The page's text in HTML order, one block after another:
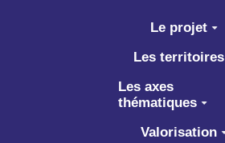
Aller au contenu principal
Le projet
Les territoires
Les axes
thématiques
Valorisation